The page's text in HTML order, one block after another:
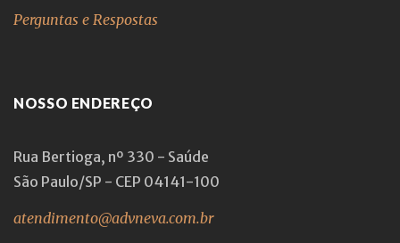
Perguntas e Respostas
NOSSO ENDEREÇO
Rua Bertioga, nº 330 - Saúde
São Paulo/SP - CEP 04141-100
atendimento@advneva.com.br